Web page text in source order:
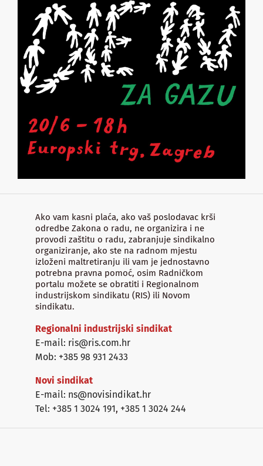
Ako vam kasni plaća, ako vaš poslodavac krši
odredbe Zakona o radu, ne organizira i ne
provodi zaštitu o radu, zabranjuje sindikalno
organiziranje, ako ste na radnom mjestu
izloženi maltretiranju ili vam je jednostavno
potrebna pravna pomoć, osim Radničkom
portalu možete se obratiti i Regionalnom
industrijskom sindikatu (RIS) ili Novom
sindikatu.
Regionalni industrijski sindikat
E-mail: ris@ris.com.hr
Mob: +385 98 931 2433
Novi sindikat
E-mail: ns@novisindikat.hr
Tel: +385 1 3024 191, +385 1 3024 244